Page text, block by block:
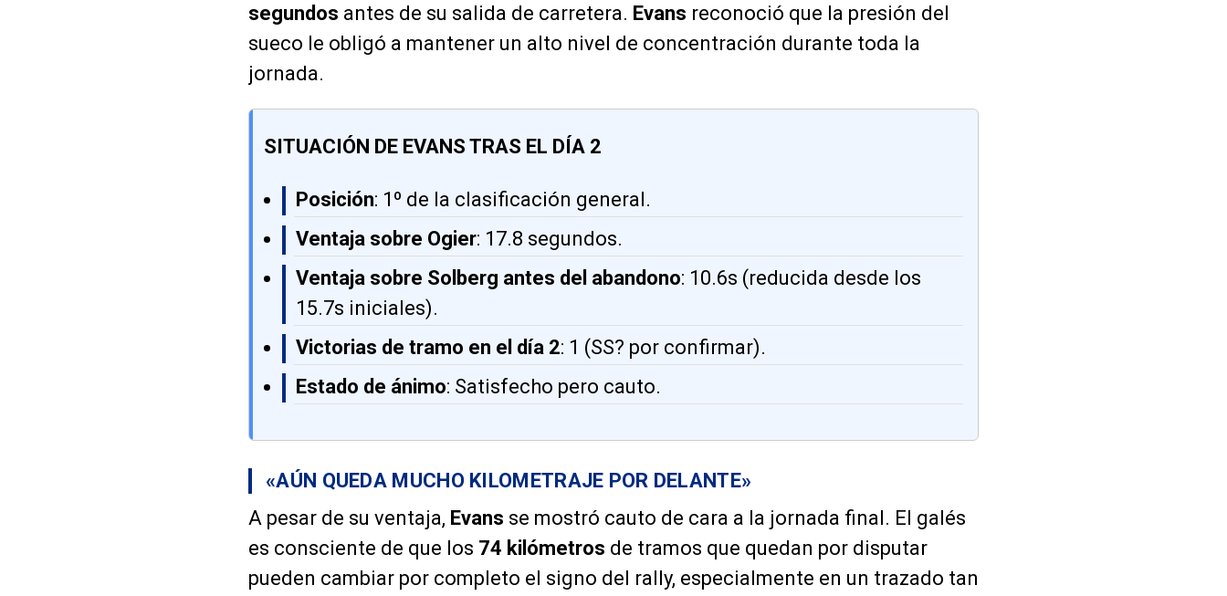
segundos antes de su salida de carretera. Evans reconoció que la presión del
sueco le obligó a mantener un alto nivel de concentración durante toda la
jornada.
SITUACIÓN DE EVANS TRAS EL DÍA 2
Posición: 1º de la clasificación general.
Ventaja sobre Ogier: 17.8 segundos.
Ventaja sobre Solberg antes del abandono: 10.6s (reducida desde los
15.7s iniciales).
Victorias de tramo en el día 2: 1 (SS? por confirmar).
Estado de ánimo: Satisfecho pero cauto.
«AÚN QUEDA MUCHO KILOMETRAJE POR DELANTE»
A pesar de su ventaja, Evans se mostró cauto de cara a la jornada final. El galés
es consciente de que los 74 kilómetros de tramos que quedan por disputar
pueden cambiar por completo el signo del rally, especialmente en un trazado tan